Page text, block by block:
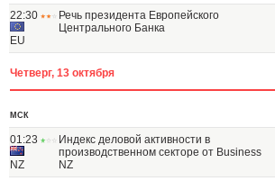
22:30
EU
Речь президента Европейского
Центрального Банка
Четверг, 13 октября
МСК
01:23
NZ
Индекс деловой активности в
производственном секторе от Business
NZ